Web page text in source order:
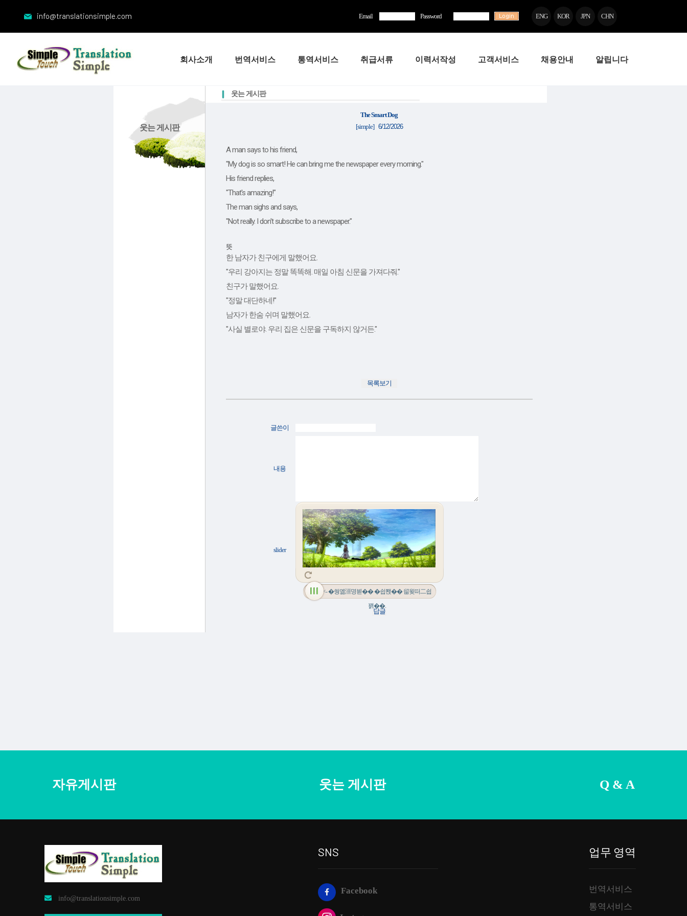
info@translationsimple.com Email Password ENG KOR JPN CHN
회사소개 번역서비스 통역서비스 취급서류 이력서작성 고객서비스 채용안내 알립니다
웃는 게시판
웃는 게시판
The Smart Dog
[simple] 6/12/2026
A man says to his friend,
"My dog is so smart! He can bring me the newspaper every morning."
His friend replies,
"That's amazing!"
The man sighs and says,
"Not really. I don't subscribe to a newspaper."
뜻
한 남자가 친구에게 말했어요.
"우리 강아지는 정말 똑똑해. 매일 아침 신문을 가져다줘."
친구가 말했어요.
"정말 대단하네!"
남자가 한숨 쉬며 말했어요.
"사실 별로야. 우리 집은 신문을 구독하지 않거든."
글쓴이
내용
slider
<- �쒕옒洹명븯�� �쇱쫹�� 留욎떠二쇱
꽭��.
자유게시판 웃는 게시판 Q & A
info@translationsimple.com
SNS
Facebook
업무 영역
번역서비스
통역서비스